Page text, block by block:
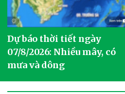
Dự báo thời tiết ngày
07/8/2026: Nhiều mây, có
mưa và dông